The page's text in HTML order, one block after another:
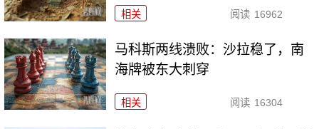
相关 阅读 16962
马科斯两线溃败：沙拉稳了，南
海牌被东大刺穿
相关 阅读 16304